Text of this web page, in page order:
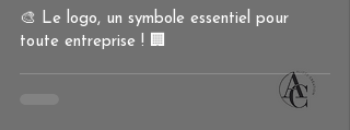
🎨 Le logo, un symbole essentiel pour
toute entreprise ! 🏢